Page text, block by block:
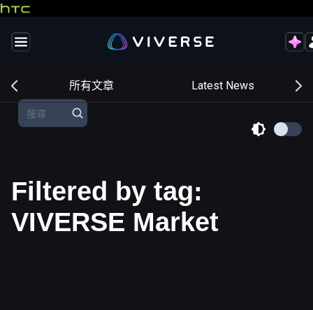
所有文章 Latest News
Filtered by tag:
VIVERSE Market